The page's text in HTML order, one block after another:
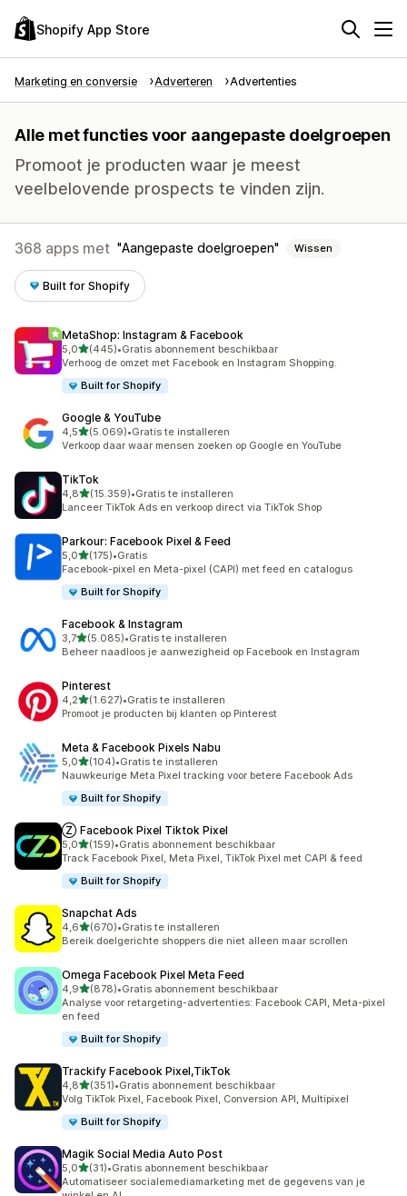
Shopify App Store
Marketing en conversie Adverteren Advertenties
Alle met functies voor aangepaste doelgroepen
Promoot je producten waar je meest
veelbelovende prospects te vinden zijn.
368 apps met Aangepaste doelgroepen Wissen
Built for Shopify
MetaShop: Instagram & Facebook
5,0van 5 sterren
(445)
445 recensies in totaal
•Gratis abonnement beschikbaar
Verhoog de omzet met Facebook en Instagram Shopping.
Built for Shopify
Google & YouTube
4,5van 5 sterren
(5.069)
5069 recensies in totaal
•Gratis te installeren
Verkoop daar waar mensen zoeken op Google en YouTube
TikTok
4,8van 5 sterren
(15.359)
15359 recensies in totaal
•Gratis te installeren
Lanceer TikTok Ads en verkoop direct via TikTok Shop
Parkour: Facebook Pixel & Feed
5,0van 5 sterren
(175)
175 recensies in totaal
•Gratis
Facebook-pixel en Meta-pixel (CAPI) met feed en catalogus
Built for Shopify
Facebook & Instagram
3,7van 5 sterren
(5.085)
5085 recensies in totaal
•Gratis te installeren
Beheer naadloos je aanwezigheid op Facebook en Instagram
Pinterest
4,2van 5 sterren
(1.627)
1627 recensies in totaal
•Gratis te installeren
Promoot je producten bij klanten op Pinterest
Meta & Facebook Pixels Nabu
5,0van 5 sterren
(104)
104 recensies in totaal
•Gratis te installeren
Nauwkeurige Meta Pixel tracking voor betere Facebook Ads
Built for Shopify
Ⓩ Facebook Pixel Tiktok Pixel
5,0van 5 sterren
(159)
159 recensies in totaal
•Gratis abonnement beschikbaar
Track Facebook Pixel, Meta Pixel, TikTok Pixel met CAPI & feed
Built for Shopify
Snapchat Ads
4,6van 5 sterren
(670)
670 recensies in totaal
•Gratis te installeren
Bereik doelgerichte shoppers die niet alleen maar scrollen
Omega Facebook Pixel Meta Feed
4,9van 5 sterren
(878)
878 recensies in totaal
•Gratis abonnement beschikbaar
Analyse voor retargeting-advertenties: Facebook CAPI, Meta-pixel
en feed
Built for Shopify
Trackify Facebook Pixel,TikTok
4,8van 5 sterren
(351)
351 recensies in totaal
•Gratis abonnement beschikbaar
Volg TikTok Pixel, Facebook Pixel, Conversion API, Multipixel
Built for Shopify
Magik Social Media Auto Post
5,0van 5 sterren
(31)
31 recensies in totaal
•Gratis abonnement beschikbaar
Automatiseer socialemediamarketing met de gegevens van je